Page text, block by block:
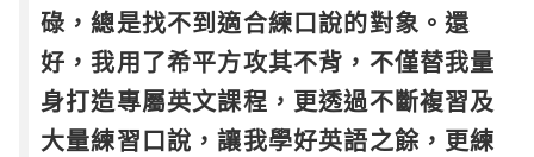
碌，總是找不到適合練口說的對象。還
好，我用了希平方攻其不背，不僅替我量
身打造專屬英文課程，更透過不斷複習及
大量練習口說，讓我學好英語之餘，更練